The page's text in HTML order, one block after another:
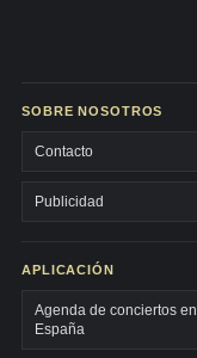
SOBRE NOSOTROS
Contacto
Publicidad
APLICACIÓN
Agenda de conciertos en
España